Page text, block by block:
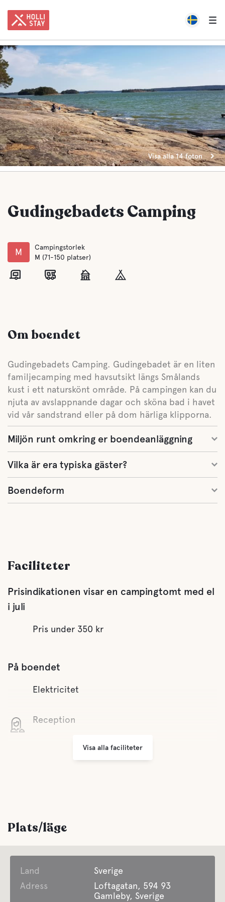
Visa alla 14 foton
Gudingebadets Camping
M
Campingstorlek
M (71-150 platser)
Om boendet
Gudingebadets Camping. Gudingebadet är en liten
familjecamping med havsutsikt längs Smålands
kust i ett naturskönt område. På campingen kan du
njuta av avslappnande dagar och sköna bad i havet
vid vår sandstrand eller på dom härliga klipporna.
Miljön runt omkring er boendeanläggning
Vilka är era typiska gäster?
Boendeform
Faciliteter
Prisindikationen visar en campingtomt med el
i juli
Pris under 350 kr
På boendet
Elektricitet
Reception
Begränsat sortiment av baslivsmedel.
Erbjuder Säsongscamping
Visa alla faciliteter
Plats/läge
Land
Sverige
Adress
Loftagatan, 594 93
Gamleby, Sverige